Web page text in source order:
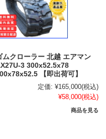
ムクローラー 北越 エアマン
3 300x52.5x78
【即出荷可】
定価: ¥165,000(税込)
¥58,000(税込)
商品を見る